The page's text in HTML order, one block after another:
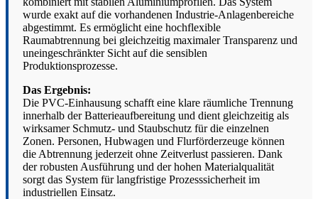
wurde exakt auf die vorhandenen Industrie-Anlagenbereiche
abgestimmt. Es ermöglicht eine hochflexible
Raumabtrennung bei gleichzeitig maximaler Transparenz und
uneingeschränkter Sicht auf die sensiblen
Produktionsprozesse.
Das Ergebnis:
Die PVC-Einhausung schafft eine klare räumliche Trennung
innerhalb der Batterieaufbereitung und dient gleichzeitig als
wirksamer Schmutz- und Staubschutz für die einzelnen
Zonen. Personen, Hubwagen und Flurförderzeuge können
die Abtrennung jederzeit ohne Zeitverlust passieren. Dank
der robusten Ausführung und der hohen Materialqualität
sorgt das System für langfristige Prozesssicherheit im
industriellen Einsatz.